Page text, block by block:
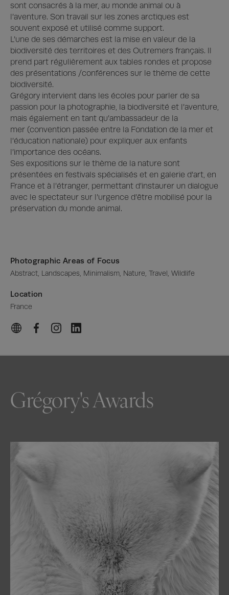
Photographic Areas of Focus
Abstract, Landscapes, Minimalism, Nature, Travel, Wildlife
Location
France
sont consacrés à la mer, au monde animal ou à
l’aventure. Son travail sur les zones arctiques est
souvent exposé et utilisé comme support.
L’une de ses démarches est la mise en valeur de la
biodiversité des territoires et des Outremers français. Il
prend part régulièrement aux tables rondes et propose
des présentations /conférences sur le thème de cette
biodiversité.
Grégory intervient dans les écoles pour parler de sa
passion pour la photographie, la biodiversité et l’aventure,
mais également en tant qu’ambassadeur de la
mer (convention passée entre la Fondation de la mer et
l’éducation nationale) pour expliquer aux enfants
l’importance des océans.
Ses expositions sur le thème de la nature sont
présentées en festivals spécialisés et en galerie d’art, en
France et à l’étranger, permettant d’instaurer un dialogue
avec le spectateur sur l’urgence d’être mobilisé pour la
préservation du monde animal.
Grégory's Awards